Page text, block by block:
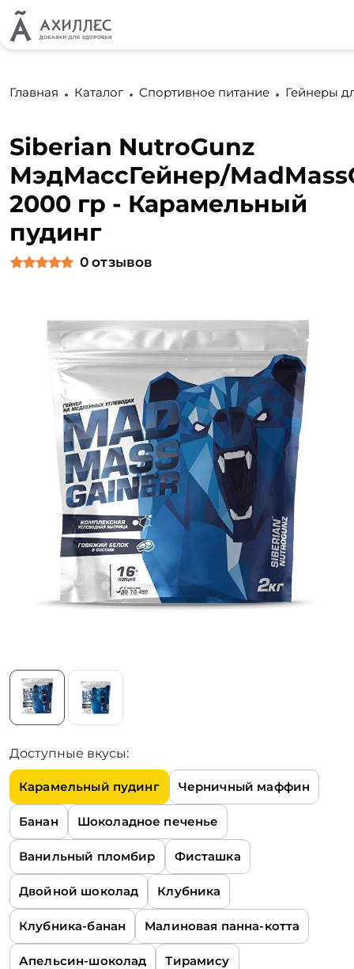
Главная Каталог Спортивное питание Гейнеры
Siberian NutroGunz
МэдМассГейнер/
2000 гр - Карамельный
пудинг
0 отзывов
Доступные вкусы:
Карамельный пудинг Черничный маффин
Банан Шоколадное печенье
Ванильный пломбир Фисташка
Двойной шоколад Клубника
Клубника-банан Малиновая панна-котта
Апельсин-шоколад Тирамису